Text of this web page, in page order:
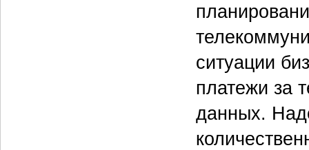
ситуации
платежи за
данных.